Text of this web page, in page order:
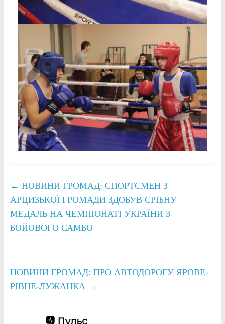
← НОВИНИ ГРОМАД: СПОРТСМЕН З
АРЦИЗЬКОЇ ГРОМАДИ ЗДОБУВ СРІБНУ
МЕДАЛЬ НА ЧЕМПІОНАТІ УКРАЇНИ З
БОЙОВОГО САМБО
НОВИНИ ГРОМАД: ПРО АВТОДОРОГУ ЯРОВЕ-
РІВНЕ-ЛУЖАНКА →